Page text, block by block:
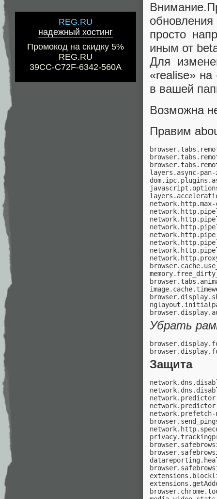
REG.RU
надежный хостинг
Промокод на скидку 5%
REG.RU
39CC-C72F-6342-560A
просто
иным от
Для
«realise»
в вашей
Возможна
Правим
layers.async-
Убрать
Защита